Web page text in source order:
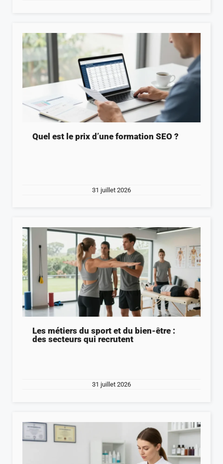
Quel est le prix d’une formation SEO ?
31 juillet 2026
Les métiers du sport et du bien-être :
des secteurs qui recrutent
31 juillet 2026